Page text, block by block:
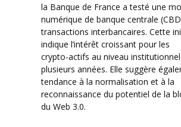
la Banque de France a testé une
numérique de banque centrale
transactions interbancaires. Cette
indique l’intérêt croissant pour les
crypto-actifs au niveau
plusieurs années. Elle suggère
tendance à la normalisation et à la
reconnaissance du potentiel de la
du Web 3.0.